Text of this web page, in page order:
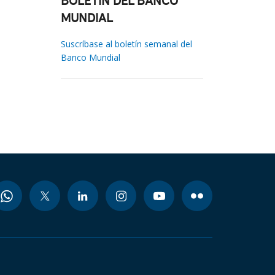
MUNDIAL
Suscríbase al boletín semanal del
Banco Mundial